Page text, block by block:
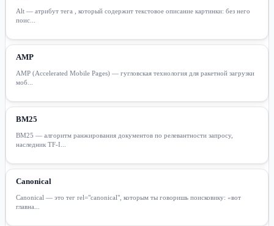
Alt — атрибут тега , который содержит текстовое описание картинки: без него
поис...
AMP
AMP (Accelerated Mobile Pages) — гугловская технология для ракетной загрузки
моб...
BM25
BM25 — алгоритм ранжирования документов по релевантности запросу,
наследник TF-I...
Canonical
Canonical — это тег rel="canonical", которым ты говоришь поисковику: «вот
главна...